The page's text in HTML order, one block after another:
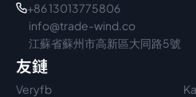
+86 13013775806
info@trade-wind.co
江蘇省蘇州市高新區大同路5號
友鏈
Veryfb